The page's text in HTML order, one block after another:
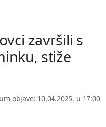
završili s
stiže
objave: 10.04.2025. u 17:00